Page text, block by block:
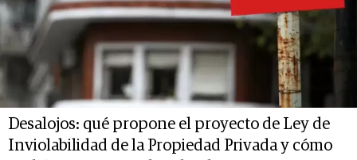
Desalojos: qué propone el proyecto de Ley de
Inviolabilidad de la Propiedad Privada y cómo